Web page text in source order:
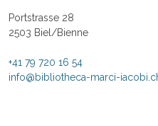
Portstrasse 28
2503 Biel/Bienne
+41 79 720 16 54
info@bibliotheca-marci-